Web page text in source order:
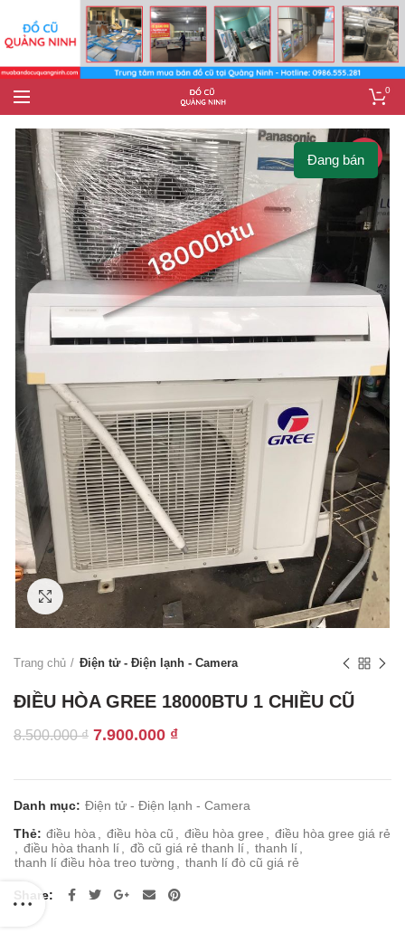
0
-7%
Click to enlarge
Đang bán
Trang chủ Điện tử - Điện lạnh - Camera
ĐIỀU HÒA GREE 18000BTU 1 CHIỀU CŨ
8.500.000₫ Giá
7.900.000 ₫Giá
7.900.000 ₫.
Danh mục: Điện tử - Điện lạnh - Camera
Thẻ: điều hòa điều hòa cũ điều hòa gree
điều hòa gree giá rẻ
điều hòa thanh lí đồ cũ giá rẻ thanh lí thanh lí
thanh lí điều hòa treo tường
thanh lí đò cũ giá rẻ
Share